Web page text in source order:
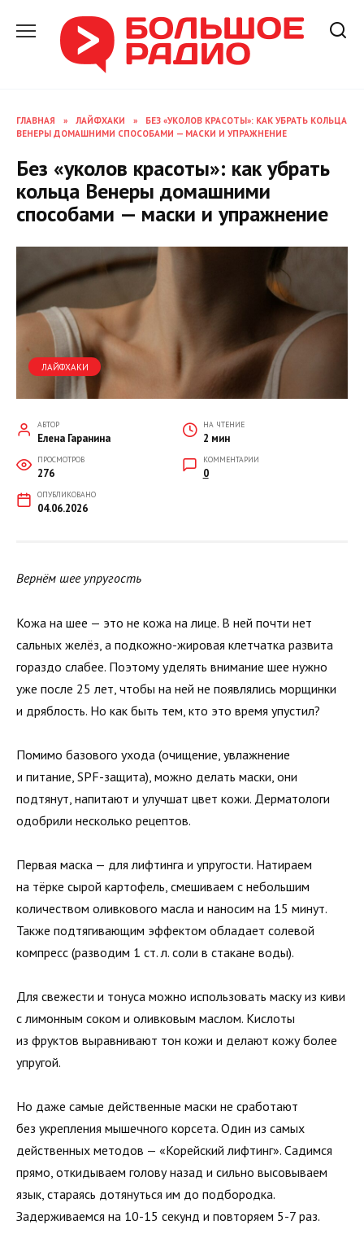
содержанию
ГЛАВНАЯ » ЛАЙФХАКИ »
БЕЗ «УКОЛОВ КРАСОТЫ»: КАК УБРАТЬ КОЛЬЦА
ВЕНЕРЫ ДОМАШНИМИ СПОСОБАМИ — МАСКИ И УПРАЖНЕНИЕ
Без «уколов красоты»: как убрать
кольца Венеры домашними
способами — маски и упражнение
ЛАЙФХАКИ
АВТОР
Елена Гаранина
НА ЧТЕНИЕ
2 мин
ПРОСМОТРОВ
276
КОММЕНТАРИИ
0
ОПУБЛИКОВАНО
04.06.2026
Вернём шее упругость
Кожа на шее — это не кожа на лице. В ней почти нет
сальных желёз, а подкожно-жировая клетчатка развита
гораздо слабее. Поэтому уделять внимание шее нужно
уже после 25 лет, чтобы на ней не появлялись морщинки
и дряблость. Но как быть тем, кто это время упустил?
Помимо базового ухода (очищение, увлажнение
и питание, SPF-защита), можно делать маски, они
подтянут, напитают и улучшат цвет кожи. Дерматологи
одобрили несколько рецептов.
Первая маска — для лифтинга и упругости. Натираем
на тёрке сырой картофель, смешиваем с небольшим
количеством оливкового масла и наносим на 15 минут.
Также подтягивающим эффектом обладает солевой
компресс (разводим 1 ст. л. соли в стакане воды).
Для свежести и тонуса можно использовать маску из киви
с лимонным соком и оливковым маслом. Кислоты
из фруктов выравнивают тон кожи и делают кожу более
упругой.
Но даже самые действенные маски не сработают
без укрепления мышечного корсета. Один из самых
действенных методов — «Корейский лифтинг». Садимся
прямо, откидываем голову назад и сильно высовываем
язык, стараясь дотянуться им до подбородка.
Задерживаемся на 10-15 секунд и повторяем 5-7 раз.